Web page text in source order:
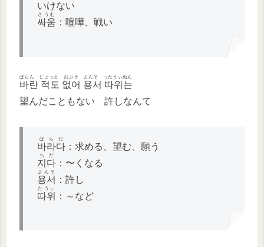
いけない
싸움
さうむ
：喧嘩、戦い
바란 적도 없어 용서 따위는
ぱらん じょっと おぷそ よんそ ったうぃぬん
望んだこともない 許しなんて
바라다
ぱらだ
：求める、望む、願う
지다
ちだ
：〜くなる
용서
よんそ
：許し
따위
たうぃ
：～など